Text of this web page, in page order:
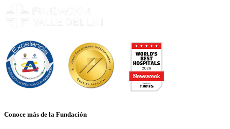
Conoce más de la Fundación